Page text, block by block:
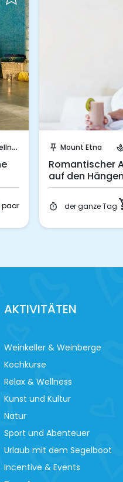
paar
push_pin Mount Etna
Romantischer
auf den
timer der ganze Tag
AKTIVITÄTEN
Weinkeller & Weinberge
Kochkurse
Relax & Wellness
Kunst und Kultur
Natur
Sport und Abenteuer
Urlaub mit dem Segelboot
Incentive & Events